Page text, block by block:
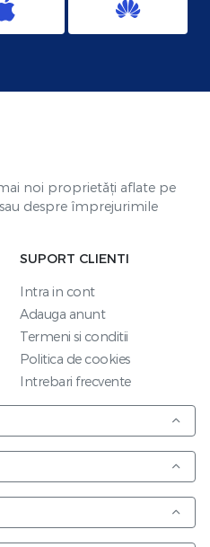
noi proprietăți aflate pe
despre împrejurimile
SUPORT CLIENTI
Intra in cont
Adauga anunt
Termeni si conditii
Politica de cookies
Intrebari frecvente